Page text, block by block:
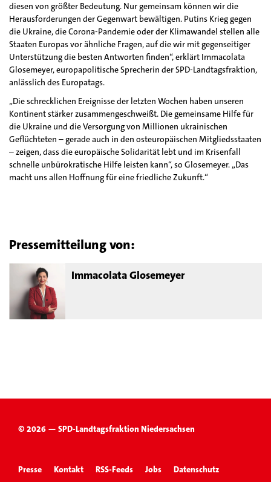
diesen von größter Bedeutung. Nur gemeinsam können wir die
Herausforderungen der Gegenwart bewältigen. Putins Krieg gegen
die Ukraine, die Corona-Pandemie oder der Klimawandel stellen alle
Staaten Europas vor ähnliche Fragen, auf die wir mit gegenseitiger
Unterstützung die besten Antworten finden“, erklärt Immacolata
Glosemeyer, europapolitische Sprecherin der SPD-Landtagsfraktion,
anlässlich des Europatags.
„Die schrecklichen Ereignisse der letzten Wochen haben unseren
Kontinent stärker zusammengeschweißt. Die gemeinsame Hilfe für
die Ukraine und die Versorgung von Millionen ukrainischen
Geflüchteten – gerade auch in den osteuropäischen Mitgliedsstaaten
– zeigen, dass die europäische Solidarität lebt und im Krisenfall
schnelle unbürokratische Hilfe leisten kann“, so Glosemeyer. „Das
macht uns allen Hoffnung für eine friedliche Zukunft.“
Pressemitteilung von:
Immacolata Glosemeyer
© 2026 — SPD-Landtagsfraktion Niedersachsen
Presse Kontakt RSS-Feeds Jobs
Datenschutz